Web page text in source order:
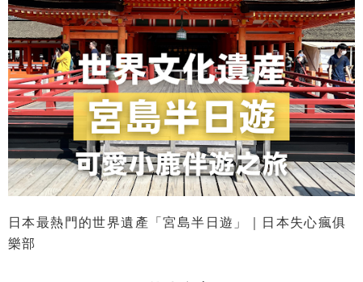
日本最熱門的世界遺產「宮島半日遊」｜日本失心瘋俱
樂部